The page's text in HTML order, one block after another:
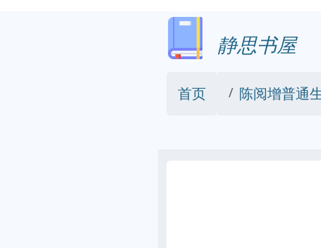
静思书屋
首页 陈阅增普通